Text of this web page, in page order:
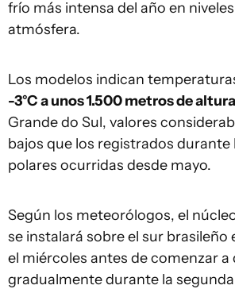
frío más intensa del año en
atmósfera.
Los modelos indican
-3°C a unos 1.500 metros de altura
Grande do Sul, valores
bajos que los registrados durante
polares ocurridas desde mayo.
Según los meteorólogos, el
se instalará sobre el sur brasileño
el miércoles antes de comenzar a
gradualmente durante la